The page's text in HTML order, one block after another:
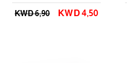
KWD 4٫50 KWD 6٫90